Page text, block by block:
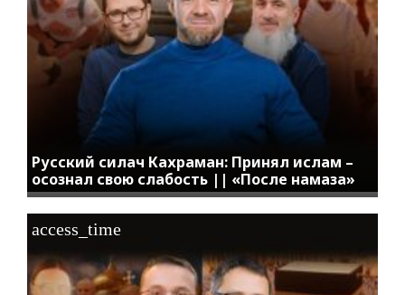
Русский силач Кахраман: Принял ислам –
осознал свою слабость || «После намаза»
access_time